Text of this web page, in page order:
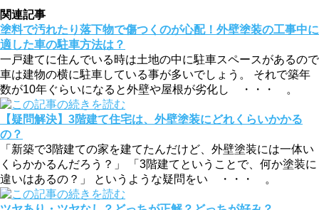
関連記事
塗料で汚れたり落下物で傷つくのが心配！外壁塗装の工事中に
適した車の駐車方法は？
一戸建てに住んでいる時は土地の中に駐車スペースがあるので
車は建物の横に駐車している事が多いでしょう。 それで築年
数が10年ぐらいになると外壁や屋根が劣化し ・・・ 。
【疑問解決】3階建て住宅は、外壁塗装にどれくらいかかる
の？
「新築で3階建ての家を建てたんだけど、外壁塗装には一体い
くらかかるんだろう？」 「3階建てということで、何か塗装に
違いはあるの？」 というような疑問をい ・・・ 。